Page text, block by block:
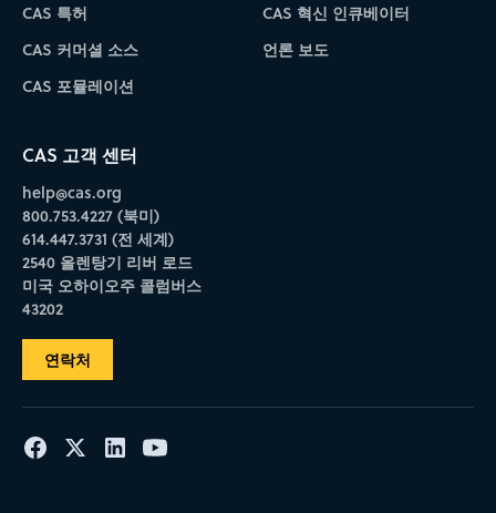
CAS 특허
CAS 커머셜 소스
CAS 포뮬레이션
CAS 혁신 인큐베이터
언론 보도
CAS 고객 센터
help@cas.org
800.753.4227 (북미)
614.447.3731 (전 세계)
2540 올렌탕기 리버 로드
미국 오하이오주 콜럼버스
43202
연락처